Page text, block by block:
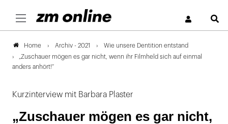
Home Archiv - 2021
Wie unsere Dentition entstand
„Zuschauer mögen es gar nicht, wenn ihr Filmheld sich auf einmal
anders anhört!“
Kurzinterview mit Barbara Plaster
„Zuschauer mögen es gar nicht,